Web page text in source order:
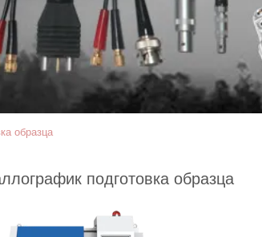
образца
подготовка образца